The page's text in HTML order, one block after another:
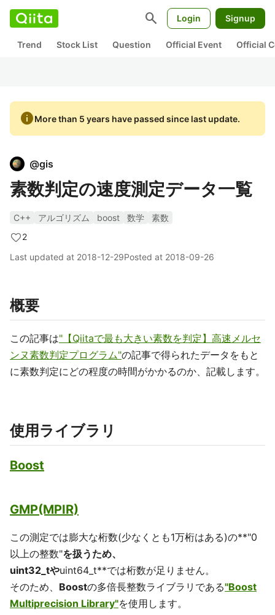
search Login Signup
Trend Stock List Question Official Event Official
infoMore than 5 years have passed since last update.
@gis
素数判定の速度測定データ一覧
C++ アルゴリズム boost 数学
素数
2
Last updated at 2018-12-29Posted at 2018-09-26
概要
この記事は"【Qiitaで最も大きい素数を判定】高速メルセ
ンヌ素数判定プログラム"の記事で得られたデータをもと
に素数判定にどの程度の時間がかかるのか、記載します。
使用ライブラリ
Boost
GMP(MPIR)
この測定では膨大な桁数(少なくとも1万桁はある)の**"0
以上の整数"を扱うため、
uint32_tやuint64_t**では桁数が足りません。
そのため、 Boostの多倍長整数ライブラリである"Boost
Multiprecision Library"を使用します。